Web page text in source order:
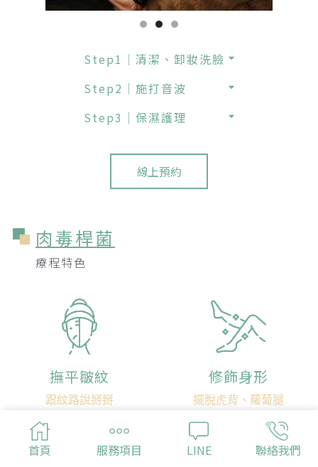
Step1｜清潔、卸妝洗臉
Step2｜施打音波
Step3｜保濕護理
線上預約
肉毒桿菌
療程特色
撫平皺紋
跟紋路說掰掰
修飾身形
擺脫虎背、蘿蔔腿
首頁 服務項目 LINE 聯絡我們